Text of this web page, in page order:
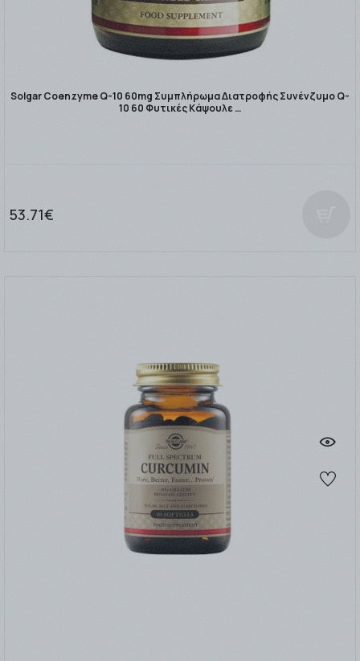
Solgar Coenzyme Q-10 60mg Συμπλήρωμα Διατροφής Συνένζυμο Q-
10 60 Φυτικές Κάψουλε …
53.71€